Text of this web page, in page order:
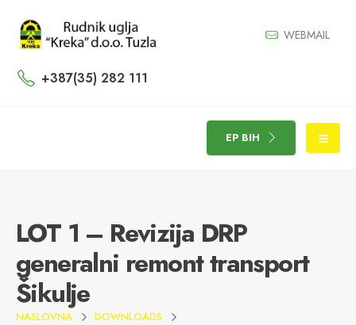
WEBMAIL
+387(35) 282 111
EP BIH
LOT 1 – Revizija DRP
generalni remont transport
Šikulje
NASLOVNA
DOWNLOADS